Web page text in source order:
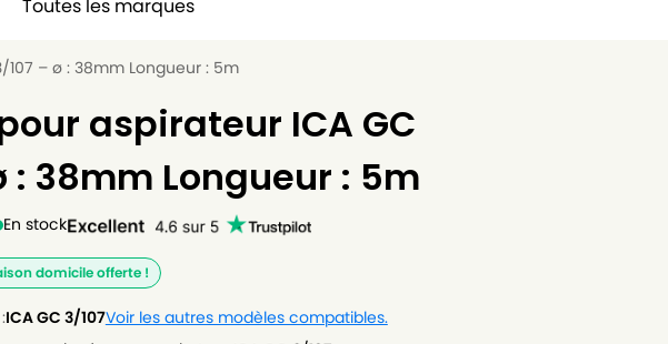
Toutes les marques
107 – ø : 38mm Longueur : 5m
aspirateur ICA GC
: 38mm Longueur : 5m
En stock
domicile offerte !
ICA GC 3/107Voir les autres modèles compatibles.